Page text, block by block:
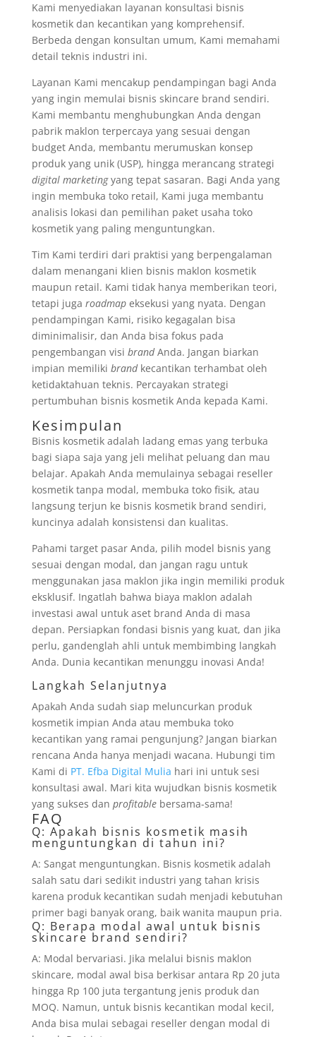
Kami menyediakan layanan konsultasi bisnis
kosmetik dan kecantikan yang komprehensif.
Berbeda dengan konsultan umum, Kami memahami
detail teknis industri ini.
Layanan Kami mencakup pendampingan bagi Anda
yang ingin memulai bisnis skincare brand sendiri.
Kami membantu menghubungkan Anda dengan
pabrik maklon terpercaya yang sesuai dengan
budget Anda, membantu merumuskan konsep
produk yang unik (USP), hingga merancang strategi
digital marketingyang tepat sasaran. Bagi Anda yang
ingin membuka toko retail, Kami juga membantu
analisis lokasi dan pemilihan paket usaha toko
kosmetik yang paling menguntungkan.
Tim Kami terdiri dari praktisi yang berpengalaman
dalam menangani klien bisnis maklon kosmetik
maupun retail. Kami tidak hanya memberikan teori,
tetapi juga roadmapeksekusi yang nyata. Dengan
pendampingan Kami, risiko kegagalan bisa
diminimalisir, dan Anda bisa fokus pada
pengembangan visi brandAnda. Jangan biarkan
impian memiliki brandkecantikan terhambat oleh
ketidaktahuan teknis. Percayakan strategi
pertumbuhan bisnis kosmetik Anda kepada Kami.
Kesimpulan
Bisnis kosmetik adalah ladang emas yang terbuka
bagi siapa saja yang jeli melihat peluang dan mau
belajar. Apakah Anda memulainya sebagai reseller
kosmetik tanpa modal, membuka toko fisik, atau
langsung terjun ke bisnis kosmetik brand sendiri,
kuncinya adalah konsistensi dan kualitas.
Pahami target pasar Anda, pilih model bisnis yang
sesuai dengan modal, dan jangan ragu untuk
menggunakan jasa maklon jika ingin memiliki produk
eksklusif. Ingatlah bahwa biaya maklon adalah
investasi awal untuk aset brand Anda di masa
depan. Persiapkan fondasi bisnis yang kuat, dan jika
perlu, gandenglah ahli untuk membimbing langkah
Anda. Dunia kecantikan menunggu inovasi Anda!
Langkah Selanjutnya
Apakah Anda sudah siap meluncurkan produk
kosmetik impian Anda atau membuka toko
kecantikan yang ramai pengunjung? Jangan biarkan
rencana Anda hanya menjadi wacana. Hubungi tim
Kami di PT. Efba Digital Mulia hari ini untuk sesi
konsultasi awal. Mari kita wujudkan bisnis kosmetik
yang sukses dan profitablebersama-sama!
FAQ
Q: Apakah bisnis kosmetik masih
menguntungkan di tahun ini?
A: Sangat menguntungkan. Bisnis kosmetik adalah
salah satu dari sedikit industri yang tahan krisis
karena produk kecantikan sudah menjadi kebutuhan
primer bagi banyak orang, baik wanita maupun pria.
Q: Berapa modal awal untuk bisnis
skincare brand sendiri?
A: Modal bervariasi. Jika melalui bisnis maklon
skincare, modal awal bisa berkisar antara Rp 20 juta
hingga Rp 100 juta tergantung jenis produk dan
MOQ. Namun, untuk bisnis kecantikan modal kecil,
Anda bisa mulai sebagai reseller dengan modal di